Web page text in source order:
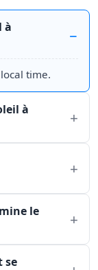
à
local time.
à
le
se